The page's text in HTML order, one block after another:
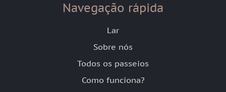
Navegação rápida
Lar
Sobre nós
Todos os passeios
Como funciona?